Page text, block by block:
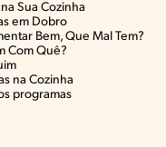
Sua Cozinha
em Dobro
Bem, Que Mal Tem?​
Com Quê?​
na Cozinha​
programas